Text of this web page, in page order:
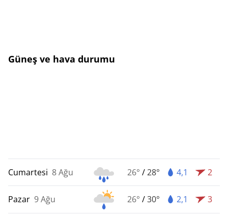
Güneş ve hava durumu
Cumartesi 8 Ağu 26° /28° 4,1 2
Pazar 9 Ağu 26° /30° 2,1 3